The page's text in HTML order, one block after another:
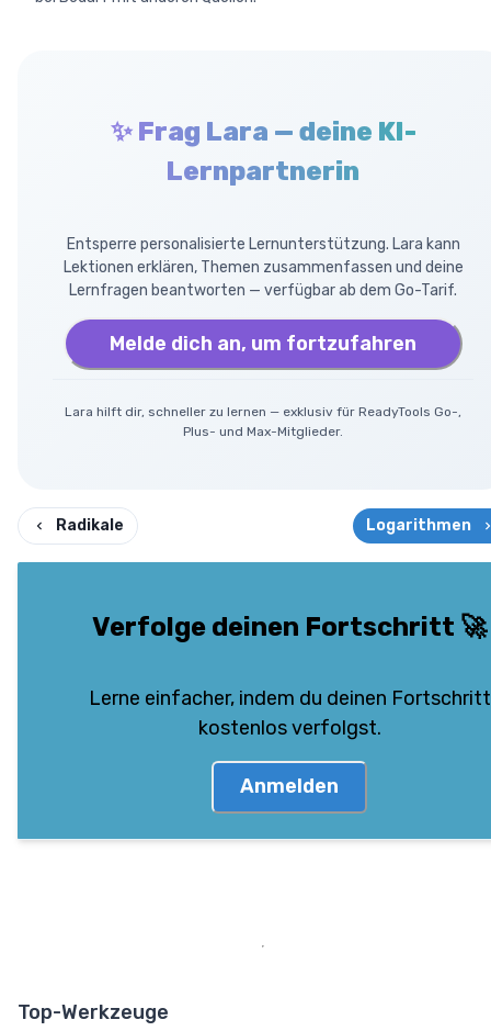
✨ Frag Lara — deine KI-
Lernpartnerin
Entsperre personalisierte Lernunterstützung. Lara kann
Lektionen erklären, Themen zusammenfassen und deine
Lernfragen beantworten — verfügbar ab dem Go-Tarif.
Melde dich an, um fortzufahren
Lara hilft dir, schneller zu lernen — exklusiv für ReadyTools Go-,
Plus- und Max-Mitglieder.
Radikale Logarithmen
Verfolge deinen Fortschritt 🚀
Lerne einfacher, indem du deinen Fortschritt
kostenlos verfolgst.
Anmelden
Top-Werkzeuge